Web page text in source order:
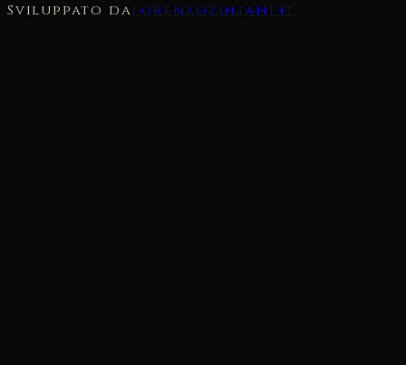
Sviluppato dalorenzozuliani.it